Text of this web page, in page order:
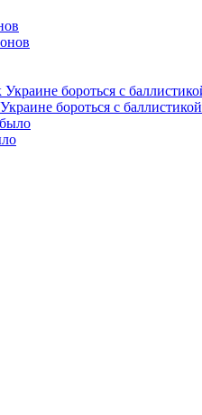
бороться с баллистикой